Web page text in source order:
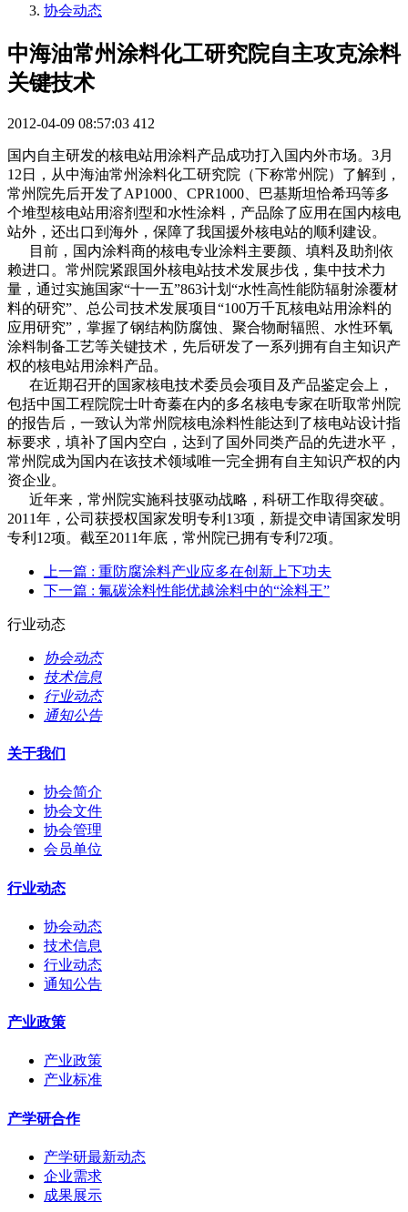
协会动态
中海油常州涂料化工研究院自主攻克涂料
关键技术
2012-04-09 08:57:03 412
国内自主研发的核电站用涂料产品成功打入国内外市场。3月
12日，从中海油常州涂料化工研究院（下称常州院）了解到，
常州院先后开发了AP1000、CPR1000、巴基斯坦恰希玛等多
个堆型核电站用溶剂型和水性涂料，产品除了应用在国内核电
站外，还出口到海外，保障了我国援外核电站的顺利建设。
目前，国内涂料商的核电专业涂料主要颜、填料及助剂依
赖进口。常州院紧跟国外核电站技术发展步伐，集中技术力
量，通过实施国家“十一五”863计划“水性高性能防辐射涂覆材
料的研究”、总公司技术发展项目“100万千瓦核电站用涂料的
应用研究”，掌握了钢结构防腐蚀、聚合物耐辐照、水性环氧
涂料制备工艺等关键技术，先后研发了一系列拥有自主知识产
权的核电站用涂料产品。
在近期召开的国家核电技术委员会项目及产品鉴定会上，
包括中国工程院院士叶奇蓁在内的多名核电专家在听取常州院
的报告后，一致认为常州院核电涂料性能达到了核电站设计指
标要求，填补了国内空白，达到了国外同类产品的先进水平，
常州院成为国内在该技术领域唯一完全拥有自主知识产权的内
资企业。
近年来，常州院实施科技驱动战略，科研工作取得突破。
2011年，公司获授权国家发明专利13项，新提交申请国家发明
专利12项。截至2011年底，常州院已拥有专利72项。
上一篇 : 重防腐涂料产业应多在创新上下功夫
下一篇 : 氟碳涂料性能优越涂料中的“涂料王”
行业动态
协会动态
技术信息
行业动态
通知公告
关于我们
协会简介
协会文件
协会管理
会员单位
行业动态
协会动态
技术信息
行业动态
通知公告
产业政策
产业政策
产业标准
产学研合作
产学研最新动态
企业需求
成果展示